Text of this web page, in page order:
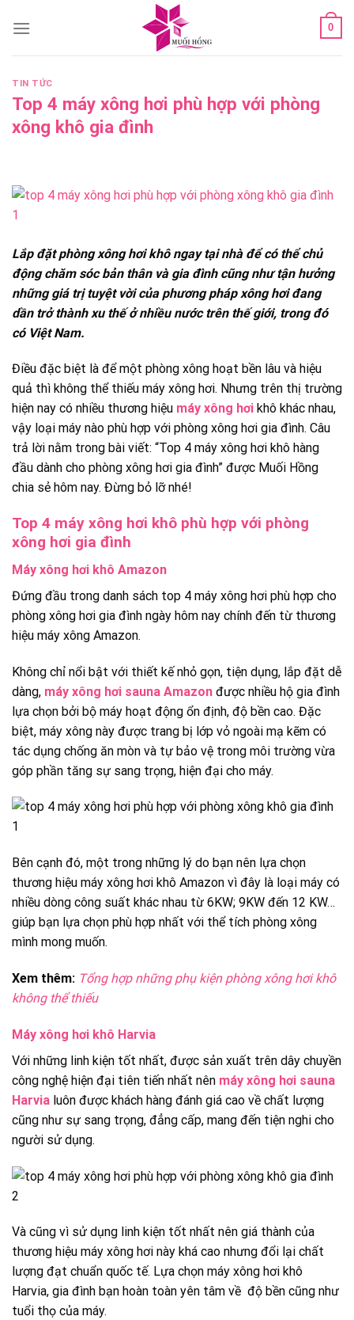
0
TIN TỨC
Top 4 máy xông hơi phù hợp với phòng
xông khô gia đình
Lắp đặt phòng xông hơi khô ngay tại nhà để có thể chủ
động chăm sóc bản thân và gia đình cũng như tận hưởng
những giá trị tuyệt vời của phương pháp xông hơi đang
dần trở thành xu thế ở nhiều nước trên thế giới, trong đó
có Việt Nam.
Điều đặc biệt là để một phòng xông hoạt bền lâu và hiệu
quả thì không thể thiếu máy xông hơi. Nhưng trên thị trường
hiện nay có nhiều thương hiệu máy xông hơi khô khác nhau,
vậy loại máy nào phù hợp với phòng xông hơi gia đình. Câu
trả lời nằm trong bài viết: “Top 4 máy xông hơi khô hàng
đầu dành cho phòng xông hơi gia đình” được Muối Hồng
chia sẻ hôm nay. Đừng bỏ lỡ nhé!
Top 4 máy xông hơi khô phù hợp với phòng
xông hơi gia đình
Máy xông hơi khô Amazon
Đứng đầu trong danh sách top 4 máy xông hơi phù hợp cho
phòng xông hơi gia đình ngày hôm nay chính đến từ thương
hiệu máy xông Amazon.
Không chỉ nổi bật với thiết kế nhỏ gọn, tiện dụng, lắp đặt dễ
dàng, máy xông hơi sauna Amazon được nhiều hộ gia đình
lựa chọn bởi bộ máy hoạt động ổn định, độ bền cao. Đặc
biệt, máy xông này được trang bị lớp vỏ ngoài mạ kẽm có
tác dụng chống ăn mòn và tự bảo vệ trong môi trường vừa
góp phần tăng sự sang trọng, hiện đại cho máy.
Bên cạnh đó, một trong những lý do bạn nên lựa chọn
thương hiệu máy xông hơi khô Amazon vì đây là loại máy có
nhiều dòng công suất khác nhau từ 6KW; 9KW đến 12 KW…
giúp bạn lựa chọn phù hợp nhất với thể tích phòng xông
mình mong muốn.
Xem thêm: Tổng hợp những phụ kiện phòng xông hơi khô
không thể thiếu
Máy xông hơi khô Harvia
Với những linh kiện tốt nhất, được sản xuất trên dây chuyền
công nghệ hiện đại tiên tiến nhất nên máy xông hơi sauna
Harvia luôn được khách hàng đánh giá cao về chất lượng
cũng như sự sang trọng, đẳng cấp, mang đến tiện nghi cho
người sử dụng.
Và cũng vì sử dụng linh kiện tốt nhất nên giá thành của
thương hiệu máy xông hơi này khá cao nhưng đổi lại chất
lượng đạt chuẩn quốc tế. Lựa chọn máy xông hơi khô
Harvia, gia đình bạn hoàn toàn yên tâm về độ bền cũng như
tuổi thọ của máy.